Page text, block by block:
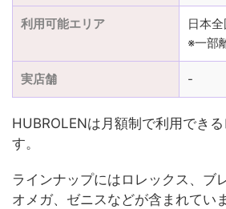
利用可能エリア
日本全
※一部
実店舗 -
HUBROLENは月額制で利用でき
す。
ラインナップにはロレックス、ブ
オメガ、ゼニスなどが含まれてい